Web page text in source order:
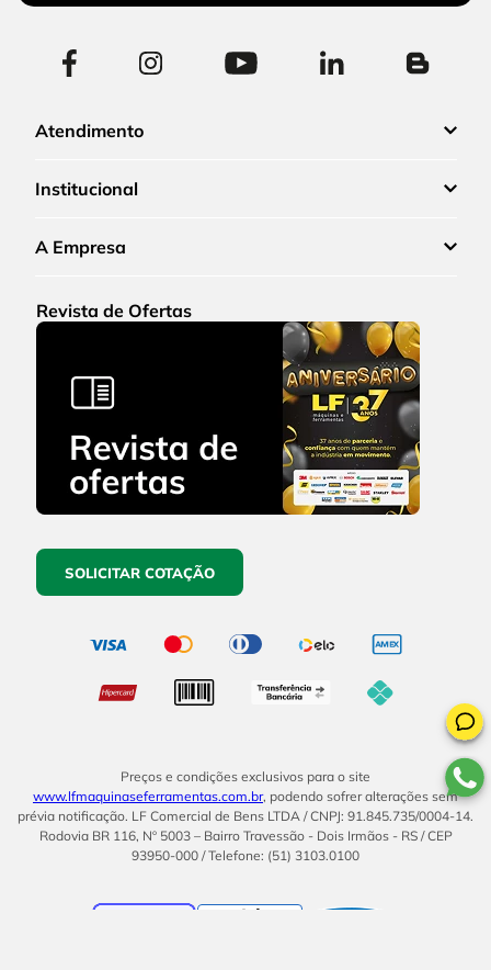
Atendimento
Institucional
A Empresa
Revista de Ofertas
SOLICITAR COTAÇÃO
Preços e condições exclusivos para o site
www.lfmaquinaseferramentas.com.br, podendo sofrer alterações sem
prévia notificação. LF Comercial de Bens LTDA / CNPJ: 91.845.735/0004-14.
Rodovia BR 116, Nº 5003 – Bairro Travessão - Dois Irmãos - RS / CEP
93950-000 / Telefone: (51) 3103.0100